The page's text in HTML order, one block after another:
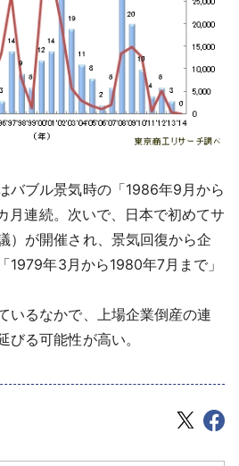
バブル景気時の「1986年9月から
月連続。次いで、日本で初めてサ
）が開催され、景気回復から企
1979年3月から1980年7月まで」
いるなかで、上場企業倒産の連
びる可能性が高い。